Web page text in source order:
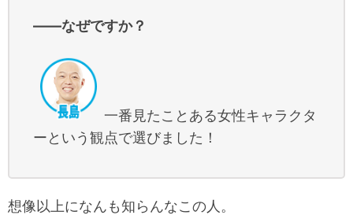
――なぜですか？
一番見たことある女性キャラクタ
ーという観点で選びました！
想像以上になんも知らんなこの人。